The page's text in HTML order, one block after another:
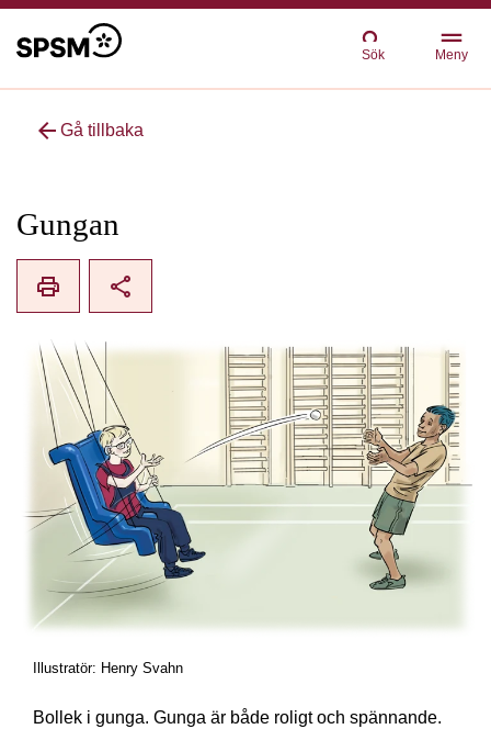
Sök Meny
arrow_back Gå tillbaka
Gungan
print share
Illustratör: Henry Svahn
Bollek i gunga. Gunga är både roligt och spännande.